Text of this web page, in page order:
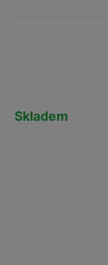
Skladem